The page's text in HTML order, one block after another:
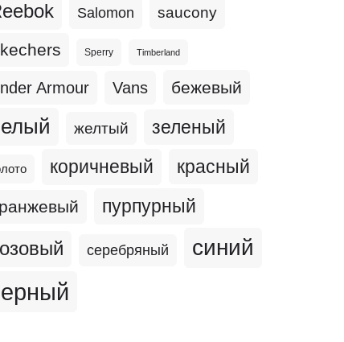
Salomon saucony
Sperry Timberland
Armour Vans бежевый
желтый зеленый
коричневый красный
пурпурный
серебряный синий